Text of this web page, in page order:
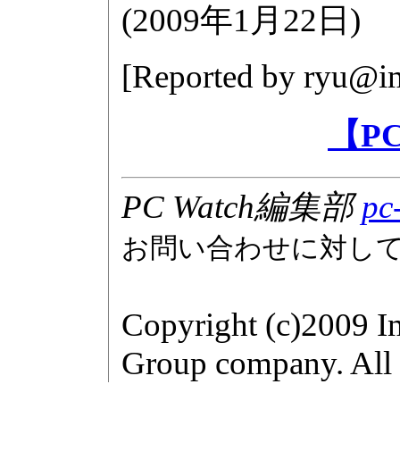
(2009年1月22日 )
[Reported by
【
PC Watch編集部
お問い合わせに対し
Copyright (c)2009
Group company. All